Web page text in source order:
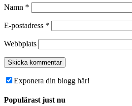
Namn *
E-postadress *
Webbplats
Exponera din blogg här!
Populärast just nu